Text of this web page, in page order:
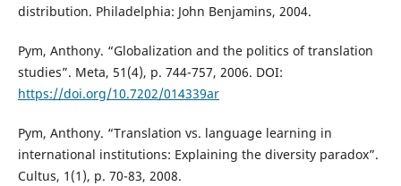
distribution. Philadelphia: John Benjamins, 2004.
Pym, Anthony. “Globalization and the politics of translation
studies”. Meta, 51(4), p. 744-757, 2006. DOI:
https://doi.org/10.7202/014339ar
Pym, Anthony. “Translation vs. language learning in
international institutions: Explaining the diversity paradox”.
Cultus, 1(1), p. 70-83, 2008.